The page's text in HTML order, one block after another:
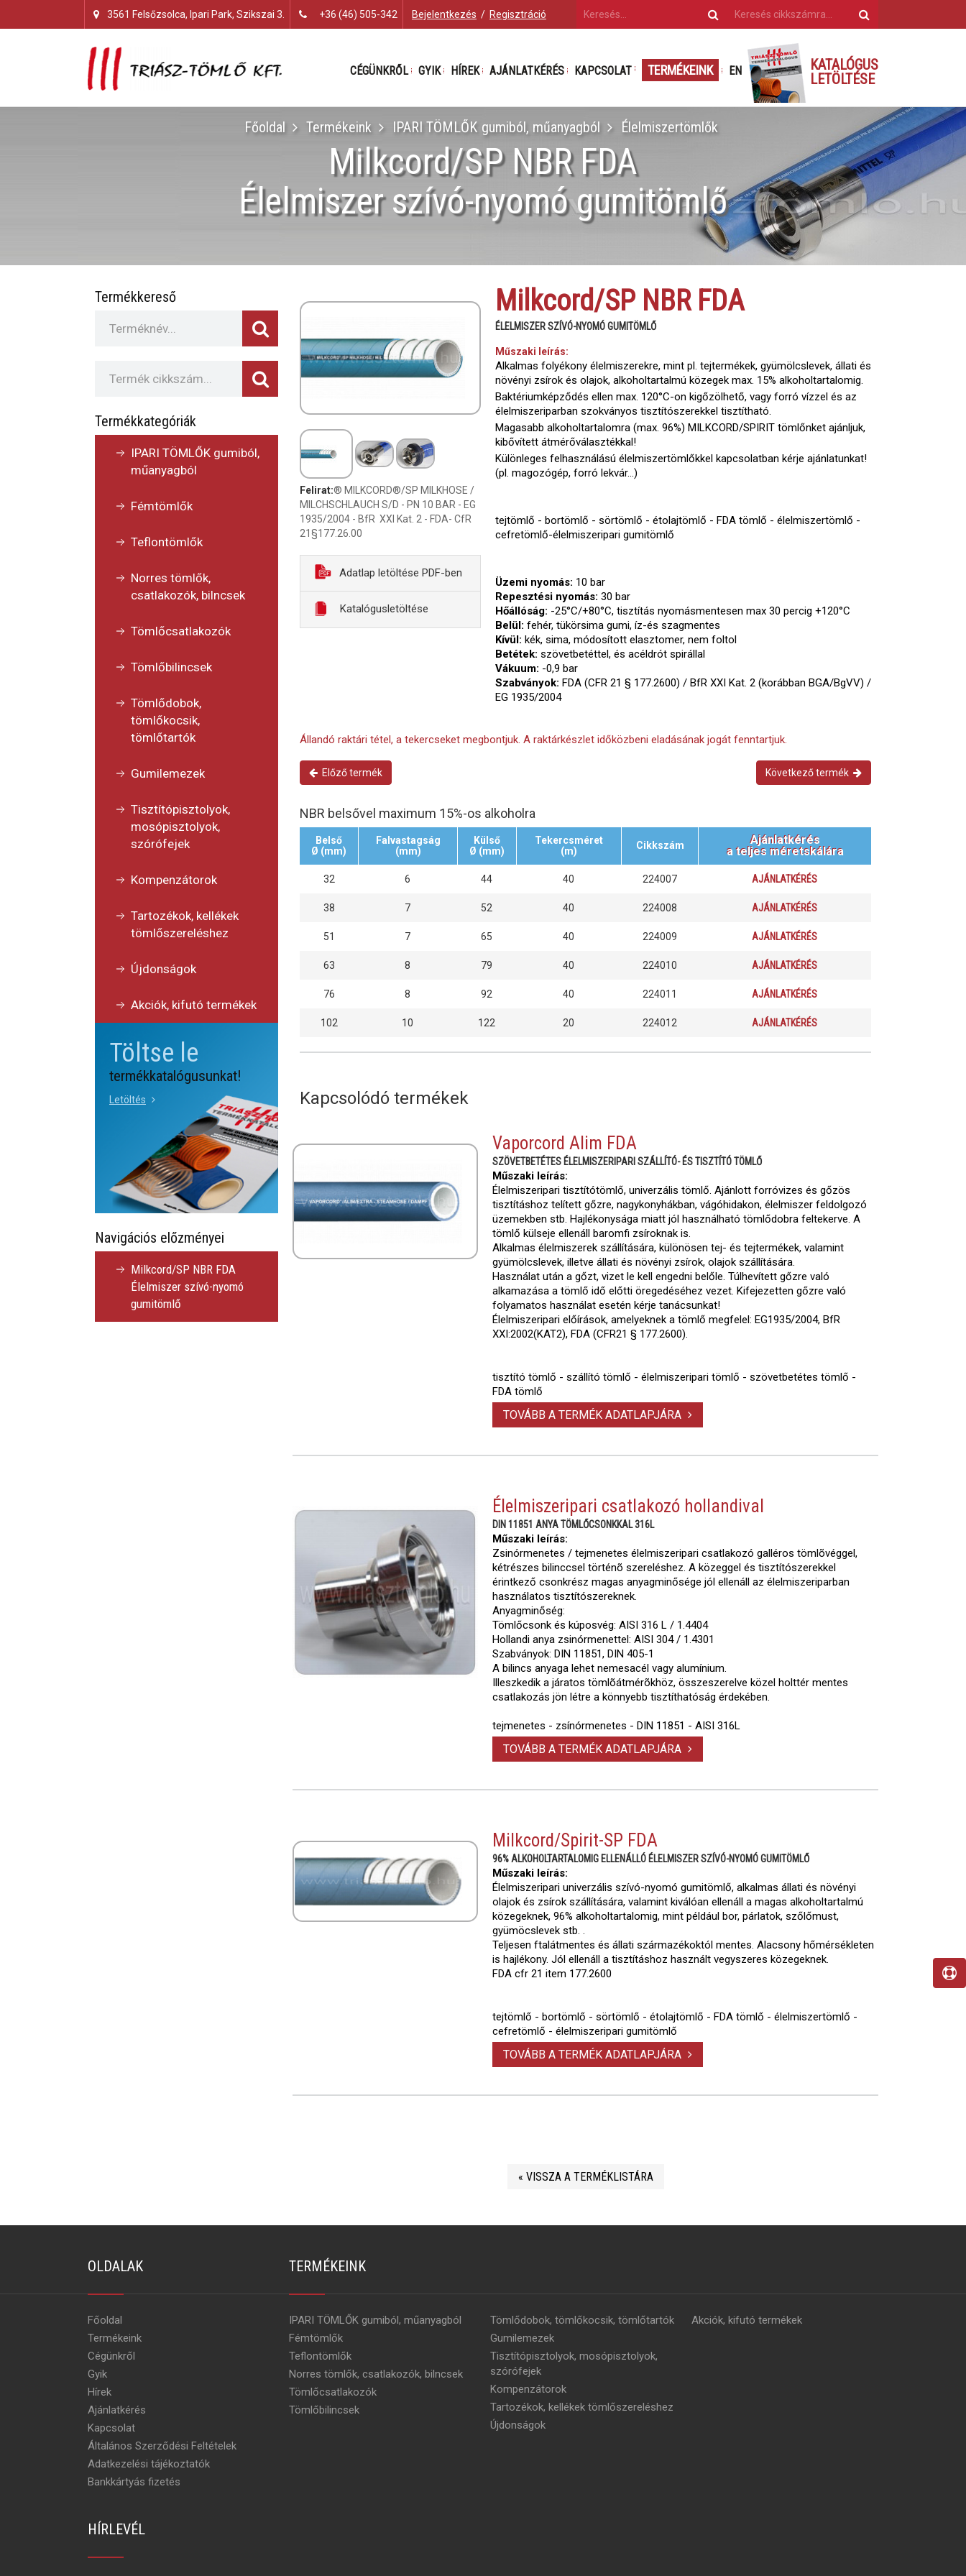
3561 Felsőzsolca, Ipari Park, Szikszai 3. +36 (46) 505-342 Bejelentkezés / Regisztráció
CÉGÜNKRŐL GYIK HÍREK AJÁNLATKÉRÉS KAPCSOLAT TERMÉKEINK EN
KATALÓGUS
LETÖLTÉSE
Főoldal Termékeink IPARI TÖMLŐK gumiból, műanyagból Élelmiszertömlők
Milkcord/SP NBR FDA
Élelmiszer szívó-nyomó gumitömlő
Termékkereső
Termékkategóriák
IPARI TÖMLŐK gumiból,
műanyagból
Fémtömlők
Teflontömlők
Norres tömlők,
csatlakozók, bilncsek
Tömlőcsatlakozók
Tömlőbilincsek
Tömlődobok,
tömlőkocsik,
tömlőtartók
Gumilemezek
Tisztítópisztolyok,
mosópisztolyok,
szórófejek
Kompenzátorok
Tartozékok, kellékek
tömlőszereléshez
Újdonságok
Akciók, kifutó termékek
Töltse le
termékkatalógusunkat!
Letöltés
Navigációs előzményei
Milkcord/SP NBR FDA
Élelmiszer szívó-nyomó
gumitömlő
Felirat:® MILKCORD®/SP MILKHOSE /
MILCHSCHLAUCH S/D - PN 10 BAR - EG
1935/2004 - BfR XXI Kat. 2 - FDA- CfR
21§177.26.00
Adatlap letöltése PDF-ben
Katalógusletöltése
Milkcord/SP NBR FDA
ÉLELMISZER SZÍVÓ-NYOMÓ GUMITÖMLŐ
Műszaki leírás:
Alkalmas folyékony élelmiszerekre, mint pl. tejtermékek, gyümölcslevek, állati és
növényi zsírok és olajok, alkoholtartalmú közegek max. 15% alkoholtartalomig.
Baktériumképződés ellen max. 120°C-on kigőzölhető, vagy forró vízzel és az
élelmiszeriparban szokványos tisztítószerekkel tisztítható.
Magasabb alkoholtartalomra (max. 96%) MILKCORD/SPIRIT tömlőnket ajánljuk,
kibővített átmérőválasztékkal!
Különleges felhasználású élelmiszertömlőkkel kapcsolatban kérje ajánlatunkat!
(pl. magozógép, forró lekvár...)
tejtömlő - bortömlő - sörtömlő - étolajtömlő - FDA tömlő - élelmiszertömlő -
cefretömlő-élelmiszeripari gumitömlő
Üzemi nyomás: 10 bar
Repesztési nyomás: 30 bar
Hőállóság: -25°C/+80°C, tisztítás nyomásmentesen max 30 percig +120°C
Belül: fehér, tükörsima gumi, íz-és szagmentes
Kívül: kék, sima, módosított elasztomer, nem foltol
Betétek: szövetbetéttel, és acéldrót spirállal
Vákuum: -0,9 bar
Szabványok: FDA (CFR 21 § 177.2600) / BfR XXI Kat. 2 (korábban BGA/BgVV) /
EG 1935/2004
Állandó raktári tétel, a tekercseket megbontjuk. A raktárkészlet időközbeni eladásának jogát fenntartjuk.
Előző termék Következő termék
NBR belsővel maximum 15%-os alkoholra
Belső
Ø (mm)
Falvastagság
(mm)
Külső
Ø (mm)
Tekercsméret
(m)
Cikkszám
Ajánlatkérés
a teljes méretskálára
32 6 44 40 224007 AJÁNLATKÉRÉS
38 7 52 40 224008 AJÁNLATKÉRÉS
51 7 65 40 224009 AJÁNLATKÉRÉS
63 8 79 40 224010 AJÁNLATKÉRÉS
76 8 92 40 224011 AJÁNLATKÉRÉS
102 10 122 20 224012 AJÁNLATKÉRÉS
Kapcsolódó termékek
Vaporcord Alim FDA
SZÖVETBETÉTES ÉLELMISZERIPARI SZÁLLÍTÓ- ÉS TISZTÍTÓ TÖMLŐ
Műszaki leírás:
Élelmiszeripari tisztítótömlő, univerzális tömlő. Ajánlott forróvizes és gőzös
tisztításhoz telített gőzre, nagykonyhákban, vágóhidakon, élelmiszer feldolgozó
üzemekben stb. Hajlékonysága miatt jól használható tömlődobra feltekerve. A
tömlő külseje ellenáll baromfi zsíroknak is.
Alkalmas élelmiszerek szállítására, különösen tej- és tejtermékek, valamint
gyümölcslevek, illetve állati és növényi zsírok, olajok szállítására.
Használat után a gőzt, vizet le kell engedni belőle. Túlhevített gőzre való
alkamazása a tömlő idő előtti öregedéséhez vezet. Kifejezetten gőzre való
folyamatos használat esetén kérje tanácsunkat!
Élelmiszeripari előírások, amelyeknek a tömlő megfelel: EG1935/2004, BfR
XXI:2002(KAT2), FDA (CFR21 § 177.2600).
tisztító tömlő - szállító tömlő - élelmiszeripari tömlő - szövetbetétes tömlő -
FDA tömlő
TOVÁBB A TERMÉK ADATLAPJÁRA
Élelmiszeripari csatlakozó hollandival
DIN 11851 ANYA TÖMLŐCSONKKAL 316L
Műszaki leírás:
Zsinórmenetes / tejmenetes élelmiszeripari csatlakozó galléros tömlõvéggel,
kétrészes bilinccsel történõ szereléshez. A közeggel és tisztítószerekkel
érintkező csonkrész magas anyagminősége jól ellenáll az élelmiszeriparban
használatos tisztítószereknek.
Anyagminőség:
Tömlőcsonk és kúposvég: AISI 316 L / 1.4404
Hollandi anya zsinórmenettel: AISI 304 / 1.4301
Szabványok: DIN 11851, DIN 405-1
A bilincs anyaga lehet nemesacél vagy alumínium.
Illeszkedik a járatos tömlõátmérõkhöz, összeszerelve közel holttér mentes
csatlakozás jön létre a könnyebb tisztíthatóság érdekében.
tejmenetes - zsínórmenetes - DIN 11851 - AISI 316L
TOVÁBB A TERMÉK ADATLAPJÁRA
Milkcord/Spirit-SP FDA
96% ALKOHOLTARTALOMIG ELLENÁLLÓ ÉLELMISZER SZÍVÓ-NYOMÓ GUMITÖMLŐ
Műszaki leírás:
Élelmiszeripari univerzális szívó-nyomó gumitömlő, alkalmas állati és növényi
olajok és zsírok szállítására, valamint kiválóan ellenáll a magas alkoholtartalmú
közegeknek, 96% alkoholtartalomig, mint például bor, párlatok, szőlőmust,
gyümöcslevek stb. .
Teljesen ftalátmentes és állati származékoktól mentes. Alacsony hőmérsékleten
is hajlékony. Jól ellenáll a tisztításhoz használt vegyszeres közegeknek.
FDA cfr 21 item 177.2600
tejtömlő - bortömlő - sörtömlő - étolajtömlő - FDA tömlő - élelmiszertömlő -
cefretömlő - élelmiszeripari gumitömlő
TOVÁBB A TERMÉK ADATLAPJÁRA
« VISSZA A TERMÉKLISTÁRA
OLDALAK
Főoldal
Termékeink
Cégünkről
Gyik
Hírek
Ajánlatkérés
Kapcsolat
Általános Szerződési Feltételek
Adatkezelési tájékoztatók
Bankkártyás fizetés
TERMÉKEINK
IPARI TÖMLŐK gumiból, műanyagból
Fémtömlők
Teflontömlők
Norres tömlők, csatlakozók, bilncsek
Tömlőcsatlakozók
Tömlőbilincsek
Tömlődobok, tömlőkocsik, tömlőtartók
Gumilemezek
Tisztítópisztolyok, mosópisztolyok,
szórófejek
Kompenzátorok
Tartozékok, kellékek tömlőszereléshez
Újdonságok
Akciók, kifutó termékek
HÍRLEVÉL